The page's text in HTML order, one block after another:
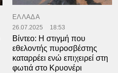
ΕΛΛΑΔΑ
26.07.2025 18:53
Βίντεο: Η στιγμή που
εθελοντής πυροσβέστης
καταρρέει ενώ επιχειρεί στη
φωτιά στο Κρυονέρι